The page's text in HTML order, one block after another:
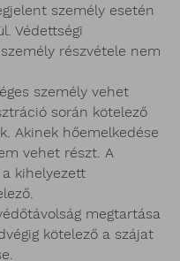
személy esetén
Védettségi
részvétele nem
személy vehet
során kötelező
Akinek hőemelkedése
vehet részt. A
kihelyezett
megtartása
kötelező a szájat